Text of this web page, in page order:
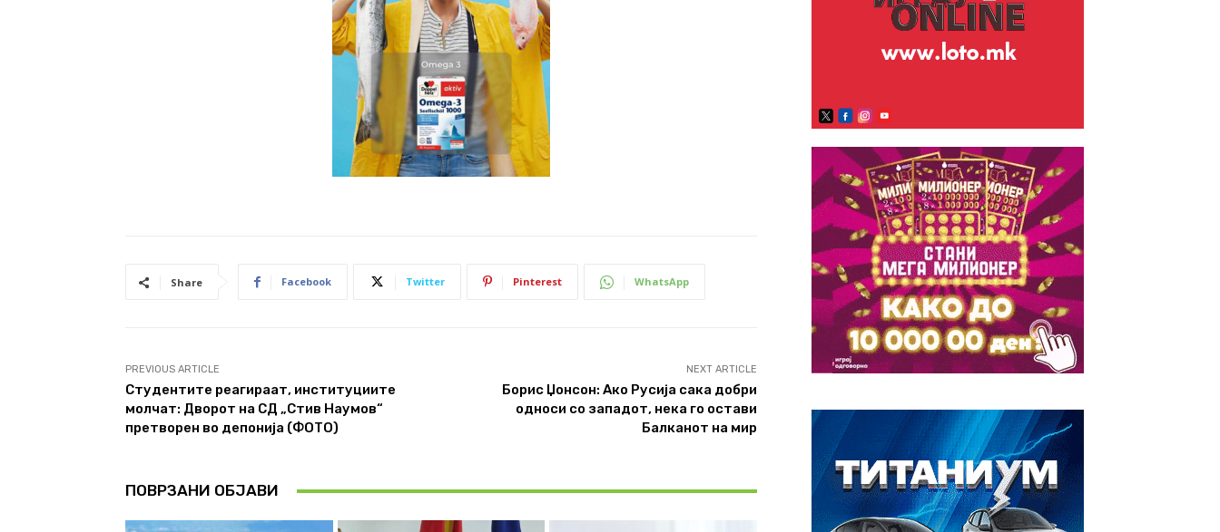
Share Facebook Twitter Pinterest WhatsApp
PREVIOUS ARTICLE
Студентите реагираат, институциите
молчат: Дворот на СД „Стив Наумов“
претворен во депонија (ФОТО)
NEXT ARTICLE
Борис Џонсон: Ако Русија сака добри
односи со западот, нека го остави
Балканот на мир
ПОВРЗАНИ ОБЈАВИ